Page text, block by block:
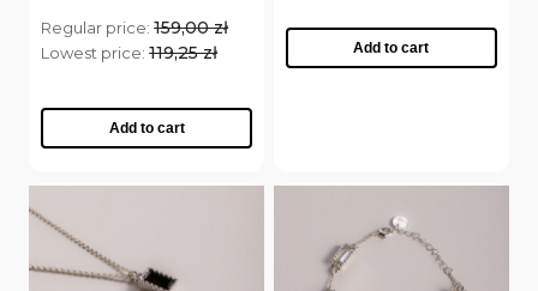
Regular price:159,00 zł
Lowest price:119,25 zł
Add to cart
Add to cart